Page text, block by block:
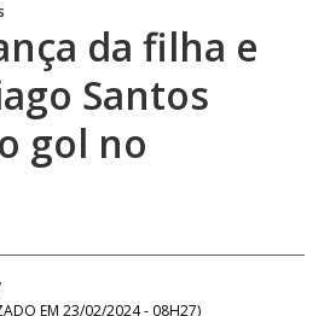
da filha e
Santos
gol no
EM 23/02/2024 - 08H27)